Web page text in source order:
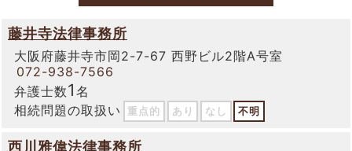
藤井寺法律事務所
大阪府藤井寺市岡2-7-67 西野ビル2階A号室
072-938-7566
弁護士数1 名
相続問題の取扱い
重点的 あり なし 不明
西川雅偉法律事務所